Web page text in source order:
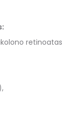
retinoatas